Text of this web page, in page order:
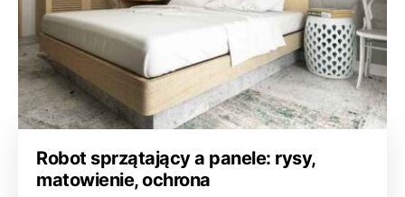
Robot sprzątający a panele: rysy,
matowienie, ochrona